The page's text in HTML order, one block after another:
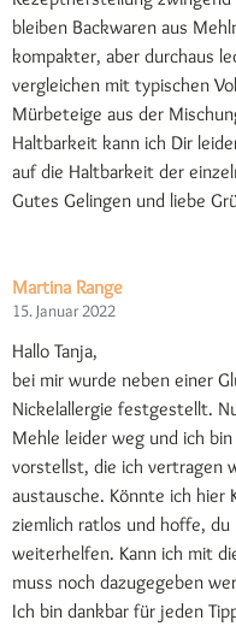
bleiben Backwaren aus
kompakter, aber durchaus
vergleichen mit typischen
Mürbeteige aus der
Haltbarkeit kann ich Dir
auf die Haltbarkeit der
Gutes Gelingen und liebe
Martina Range
15. Januar 2022
Hallo Tanja,
bei mir wurde neben einer
Nickelallergie festgestellt.
Mehle leider weg und ich
vorstellst, die ich vertragen
austausche. Könnte ich hier
ziemlich ratlos und hoffe,
weiterhelfen. Kann ich mit
muss noch dazugegeben
Ich bin dankbar für jeden